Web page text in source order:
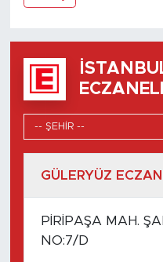
GÜLERYÜZ
PİRİPAŞA MAH.
NO:7/D